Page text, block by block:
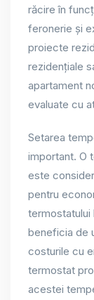
răcire în
feronerie și
proiecte
rezidențiale
apartament
evaluate cu
Setarea
important. O
este
pentru
termostatului
beneficia de
costurile cu
termostat
acestei